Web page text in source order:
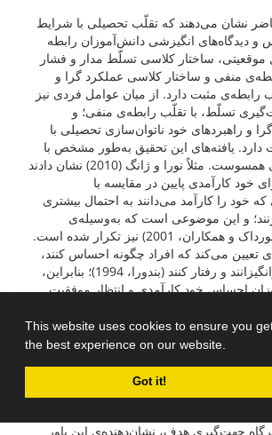
This website uses cookies to ensure you
the best experience on our website.
Got it!
نشان می‌دهند که تقلّب تحصیلی با شرایط
دیدگاه‌های انگیزشی دانش‌آموزان رابطه
موقعیتی، ساختار کلاسی تسلّط مدار و فشار
منفی و ساختار کلاسی عملکرد گرا و
رابطه‌ی مثبت دارد. از میان عوامل فردی نیز
تسلّط، با تقلّب رابطه‌ی منفی؛ و
و راهبردهای خود ناتوان‌سازی تحصیلی با
دارد. یافته‌های این تحقیق به‌طور مشخص با
چندین پژوهش قبلی همسوست. مثلاً نورا و ژانگ (2010) نشان دادند
خود کارآمدی پایین در مقایسه با
خود را کارآمد می‌دانند به ‌احتمال بیشتری
و این موضوعی است که به‌وسیله‌ی
پژوهش‌های دیگر (مورداک و همکاران، 2001) نیز تکرار شده است.
تعیین می‌کند که افراد چگونه احساس کنند،
فکر کنند، خود را برانگیزانند و رفتار کنند (بندورا، 1994)؛ بنابراین،
احساس خود کارآمدی و انتظار موفقیت
تحصیلی داشته باشند، تقلّب، احتمالاً نه
راهبردی ضروری و نه مفید خواهد بود (مورداک و آندرمن، 2006).
این بود که افراد دارای جهت‌گیری تسلّط،
جهت‌گیری عملکردی و عملکرد گریز مبادرت به
یافته‌ای است که توسط پژوهش‌های دیگر
(استفنز و نیکولسون، 2008؛ مارسدن و همکاران، 2005) نیز تکرار
این یافته، ذکر این نکته مهم است که
جهت‌گیری هدف، نشان‌دهنده‌ی این باور